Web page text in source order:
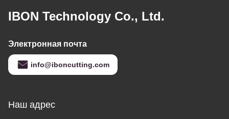
IBON Technology Co., Ltd.
Электронная почта
info@iboncutting.com
Наш адрес